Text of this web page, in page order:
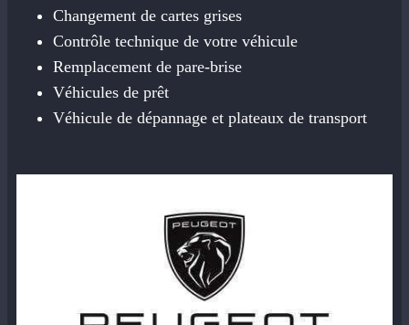
Changement de cartes grises
Contrôle technique de votre véhicule
Remplacement de pare-brise
Véhicules de prêt
Véhicule de dépannage et plateaux de transport